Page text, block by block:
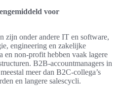
voor
zijn onder andere IT en software,
engineering en zakelijke
en non-profit hebben vaak lagere
B2B-accountmanagers in
meer dan B2C-collega’s
en langere salescycli.